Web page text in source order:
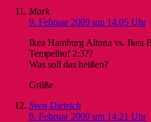
Mark
9. Februar 2009 um 14:05 Uhr
Ikea Hamburg Altona vs. Ikea
Tempelhof 2:3??
Was soll das heißen?
Grüße
Sven Dietrich
9. Februar 2009 um 14:21 Uhr